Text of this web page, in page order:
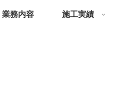
業務内容 施工実績